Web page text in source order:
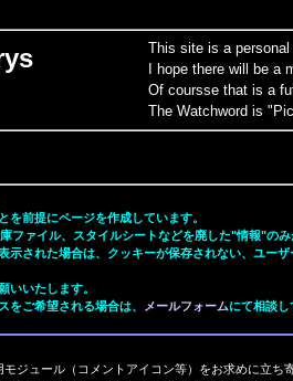
This site is a
I hope there will be a
Of coursse that is a
The Watchword is
前提にページを作成しています。
ァイル、スタイルシートなどを廃した"情報"のみ
された場合は、クッキーが保存されない、ユー
いたします。
ご希望される場合は、
メールフォームにて相談し
ジュール（コメントアイコン等）をお求めに立ち寄